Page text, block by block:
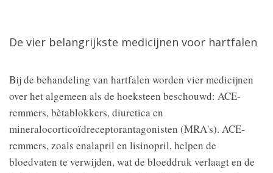
De vier belangrijkste medicijnen voor hartfalen
Bij de behandeling van hartfalen worden vier medicijnen
over het algemeen als de hoeksteen beschouwd: ACE-
remmers, bètablokkers, diuretica en
mineralocorticoïdreceptorantagonisten (MRA's). ACE-
remmers, zoals enalapril en lisinopril, helpen de
bloedvaten te verwijden, wat de bloeddruk verlaagt en de